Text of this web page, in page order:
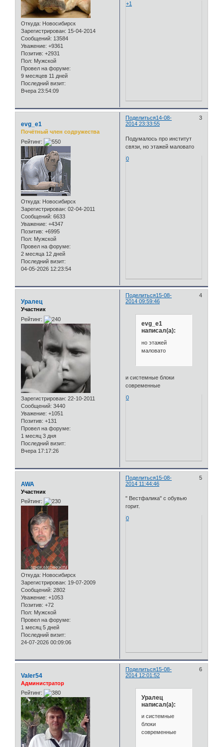
Откуда: Новосибирск
Зарегистрирован: 15-04-2014
Сообщений: 13584
Уважение: +9361
Позитив: +2931
Пол: Мужской
Провел на форуме:
9 месяцев 11 дней
Последний визит:
Вчера 23:54:09
+1
Поделиться 3
14-08-
2014 23:33:55
evg_e1
Почётный член содружества
Рейтинг:
Откуда: Новосибирск
Зарегистрирован: 02-04-2011
Сообщений: 6633
Уважение: +4347
Позитив: +6995
Пол: Мужской
Провел на форуме:
2 месяца 12 дней
Последний визит:
04-05-2026 12:23:54
Подумалось про институт
связи, но этажей маловато
0
Поделиться 4
15-08-
2014 09:59:46
Уралец
Участник
Рейтинг:
Зарегистрирован: 22-10-2011
Сообщений: 3440
Уважение: +1051
Позитив: +131
Провел на форуме:
1 месяц 3 дня
Последний визит:
Вчера 17:17:26
evg_e1
написал(а):
но этажей
маловато
и системные блоки
современные
0
Поделиться 5
15-08-
2014 11:44:46
AWA
Участник
Рейтинг:
Откуда: Новосибирск
Зарегистрирован: 19-07-2009
Сообщений: 2802
Уважение: +1053
Позитив: +72
Пол: Мужской
Провел на форуме:
1 месяц 5 дней
Последний визит:
24-07-2026 00:09:06
" Вестфалика" с обувью
горит.
0
Поделиться 6
15-08-
2014 12:01:52
Valer54
Администратор
Рейтинг:
Уралец
написал(а):
и системные
блоки
современные